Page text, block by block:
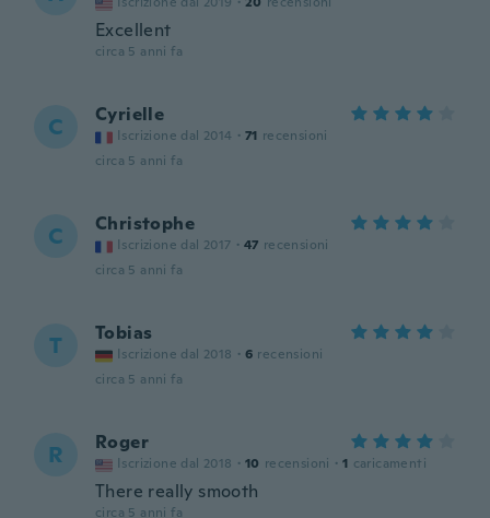
Excellent
circa 5 anni fa
C Cyrielle
Iscrizione dal 2014 · 71 recensioni
circa 5 anni fa
C Christophe
Iscrizione dal 2017 · 47 recensioni
circa 5 anni fa
T Tobias
Iscrizione dal 2018 · 6 recensioni
circa 5 anni fa
R Roger
Iscrizione dal 2018 · 10 recensioni · 1 caricamenti
There really smooth
circa 5 anni fa